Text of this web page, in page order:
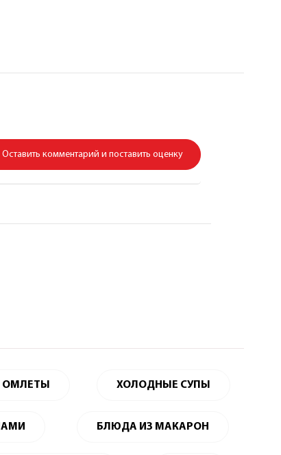
Оставить комментарий и поставить оценку
ОМЛЕТЫ ХОЛОДНЫЕ СУПЫ
БЛЮДА ИЗ МАКАРОН